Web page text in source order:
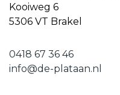
Kooiweg 6
5306 VT Brakel
0418 67 36 46
info@de-plataan.nl